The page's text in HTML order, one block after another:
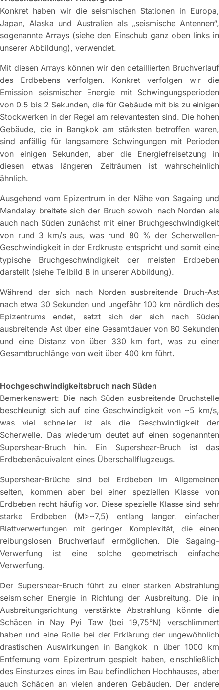
Konkret haben wir die seismischen Stationen in Europa,
Japan, Alaska und Australien als „seismische Antennen“,
sogenannte Arrays (siehe den Einschub ganz oben links in
unserer Abbildung), verwendet.
Mit diesen Arrays können wir den detaillierten Bruchverlauf
des Erdbebens verfolgen. Konkret verfolgen wir die
Emission seismischer Energie mit Schwingungsperioden
von 0,5 bis 2 Sekunden, die für Gebäude mit bis zu einigen
Stockwerken in der Regel am relevantesten sind. Die hohen
Gebäude, die in Bangkok am stärksten betroffen waren,
sind anfällig für langsamere Schwingungen mit Perioden
von einigen Sekunden, aber die Energiefreisetzung in
diesen etwas längeren Zeiträumen ist wahrscheinlich
ähnlich.
Ausgehend vom Epizentrum in der Nähe von Sagaing und
Mandalay breitete sich der Bruch sowohl nach Norden als
auch nach Süden zunächst mit einer Bruchgeschwindigkeit
von rund 3 km/s aus, was rund 80 % der Scherwellen-
Geschwindigkeit in der Erdkruste entspricht und somit eine
typische Bruchgeschwindigkeit der meisten Erdbeben
darstellt (siehe Teilbild B in unserer Abbildung).
Während der sich nach Norden ausbreitende Bruch-Ast
nach etwa 30 Sekunden und ungefähr 100 km nördlich des
Epizentrums endet, setzt sich der sich nach Süden
ausbreitende Ast über eine Gesamtdauer von 80 Sekunden
und eine Distanz von über 330 km fort, was zu einer
Gesamtbruchlänge von weit über 400 km führt.
Hochgeschwindigkeitsbruch nach Süden
Bemerkenswert: Die nach Süden ausbreitende Bruchstelle
beschleunigt sich auf eine Geschwindigkeit von ~5 km/s,
was viel schneller ist als die Geschwindigkeit der
Scherwelle. Das wiederum deutet auf einen sogenannten
Supershear-Bruch hin. Ein Supershear-Bruch ist das
Erdbebenäquivalent eines Überschallflugzeugs.
Supershear-Brüche sind bei Erdbeben im Allgemeinen
selten, kommen aber bei einer speziellen Klasse von
Erdbeben recht häufig vor. Diese spezielle Klasse sind sehr
starke Erdbeben (M>~7,5) entlang langer, einfacher
Blattverwerfungen mit geringer Komplexität, die einen
reibungslosen Bruchverlauf ermöglichen. Die Sagaing-
Verwerfung ist eine solche geometrisch einfache
Verwerfung.
Der Supershear-Bruch führt zu einer starken Abstrahlung
seismischer Energie in Richtung der Ausbreitung. Die in
Ausbreitungsrichtung verstärkte Abstrahlung könnte die
Schäden in Nay Pyi Taw (bei 19,75°N) verschlimmert
haben und eine Rolle bei der Erklärung der ungewöhnlich
drastischen Auswirkungen in Bangkok in über 1000 km
Entfernung vom Epizentrum gespielt haben, einschließlich
des Einsturzes eines im Bau befindlichen Hochhauses, aber
auch Schäden an vielen anderen Gebäuden. Der andere